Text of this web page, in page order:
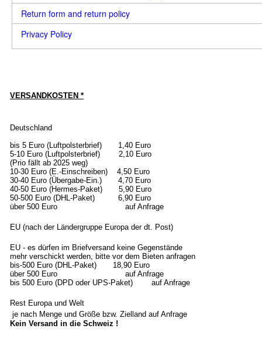
Return form and return policy
Privacy Policy
VERSANDKOSTEN *
Deutschland
bis 5 Euro (Luftpolsterbrief) 1,40 Euro
5-10 Euro (Luftpolsterbrief) 2,10 Euro
(Prio fällt ab 2025 weg)
10-30 Euro (E.-Einschreiben) 4,50 Euro
30-40 Euro (Übergabe-Ein.) 4,70 Euro
40-50 Euro (Hermes-Paket) 5,90 Euro
50-500 Euro (DHL-Paket) 6,90 Euro
über 500 Euro auf Anfrage
EU (nach der Ländergruppe Europa der dt. Post)
EU - es dürfen im Briefversand keine Gegenstände
mehr verschickt werden, bitte vor dem Bieten anfragen
bis-500 Euro (DHL-Paket) 18,90 Euro
über 500 Euro auf Anfrage
bis 500 Euro (DPD oder UPS-Paket) auf Anfrage
Rest Europa und Welt
je nach Menge und Größe bzw. Zielland auf Anfrage
Kein Versand in die Schweiz !